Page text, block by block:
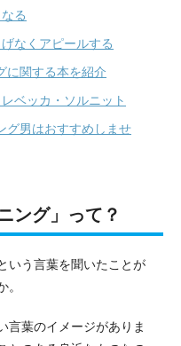
る
なくアピールする
関する本を紹介
ベッカ・ソルニット
グ男はおすすめしませ
ング」って？
いう言葉を聞いたことが
言葉のイメージがありま